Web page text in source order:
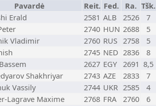
Pavardė Reit. Fed. Ra. Tšk.
Erald 2581 ALB 2526
7
2740 HUN 2688
5
Vladimir 2760 RUS 2758
5
2745 NED 2836
8
2627 EGY 2691 8,5
Shakhriyar 2743 AZE 2833
7
Vassily 2744 UKR 2585
4
Lagrave Maxime 2768 FRA 2760
6